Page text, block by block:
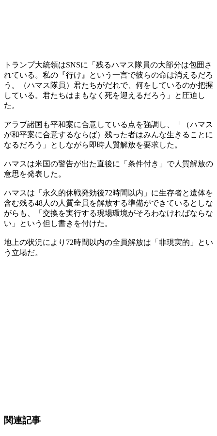
トランプ大統領はSNSに「残るハマス隊員の大部分は包囲さ
れている。私の『行け』という一言で彼らの命は消えるだろ
う。（ハマス隊員）君たちがだれで、何をしているのか把握
している。君たちはまもなく死を迎えるだろう」と圧迫し
た。
アラブ諸国も平和案に合意している点を強調し、「（ハマス
が和平案に合意するならば）残った者はみんな生きることに
なるだろう」としながら即時人質解放を要求した。
ハマスは米国の警告が出た直後に「条件付き」で人質解放の
意思を発表した。
ハマスは「永久的休戦発効後72時間以内」に生存者と遺体を
含む残る48人の人質全員を解放する準備ができているとしな
がらも、「交換を実行する現場環境がそろわなければならな
い」という但し書きを付けた。
地上の状況により72時間以内の全員解放は「非現実的」とい
う立場だ。
関連記事